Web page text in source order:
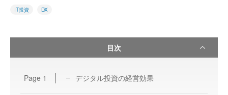
IT投資 DX
目次
Page 1 デジタル投資の経営効果